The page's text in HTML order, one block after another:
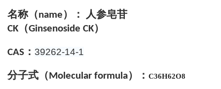
名称（name）： 人参皂苷
CK（Ginsenoside CK）
CAS ： 39262-14-1
分子式 （ Molecular formula） ： C36H62O8